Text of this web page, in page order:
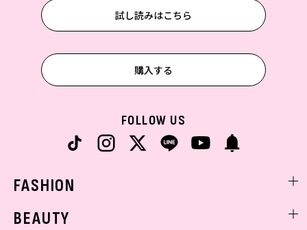
試し読みはこちら
購入する
FOLLOW US
FASHION
BEAUTY